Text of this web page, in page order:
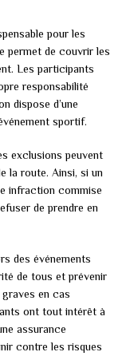
pour les
permet de couvrir les
Les participants
responsabilité
dispose d’une
sportif.
exclusions peuvent
la route. Ainsi, si un
infraction commise
de prendre en
des événements
de tous et prévenir
en cas
ont tout intérêt à
assurance
contre les risques